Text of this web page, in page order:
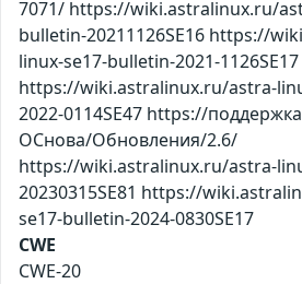
7071/ https://wiki.astralinux.ru/
bulletin-20211126SE16 https://
linux-se17-bulletin-2021-1126SE17
https://wiki.astralinux.ru/astra-
2022-0114SE47 https://
ОСнова/Обновления/2.6/
https://wiki.astralinux.ru/astra-
20230315SE81 https://
se17-bulletin-2024-0830SE17
CWE
CWE-20